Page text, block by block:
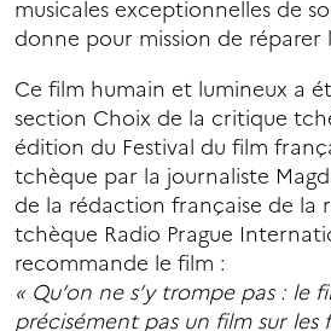
musicales exceptionnelles de
donne pour mission de réparer
Ce film humain et lumineux a
section Choix de la critique
édition du Festival du film
tchèque par la journaliste
de la rédaction française de la
tchèque Radio Prague
recommande le film :
« Qu’on ne s’y trompe pas : le
précisément pas un film sur les